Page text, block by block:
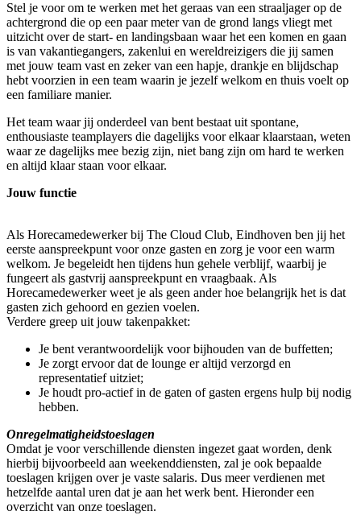
Stel je voor om te werken met het geraas van een straaljager op de
achtergrond die op een paar meter van de grond langs vliegt met
uitzicht over de start- en landingsbaan waar het een komen en gaan
is van vakantiegangers, zakenlui en wereldreizigers die jij samen
met jouw team vast en zeker van een hapje, drankje en blijdschap
hebt voorzien in een team waarin je jezelf welkom en thuis voelt op
een familiare manier.
Het team waar jij onderdeel van bent bestaat uit spontane,
enthousiaste teamplayers die dagelijks voor elkaar klaarstaan, weten
waar ze dagelijks mee bezig zijn, niet bang zijn om hard te werken
en altijd klaar staan voor elkaar.
Jouw functie
Als Horecamedewerker bij The Cloud Club, Eindhoven ben jij het
eerste aanspreekpunt voor onze gasten en zorg je voor een warm
welkom. Je begeleidt hen tijdens hun gehele verblijf, waarbij je
fungeert als gastvrij aanspreekpunt en vraagbaak. Als
Horecamedewerker weet je als geen ander hoe belangrijk het is dat
gasten zich gehoord en gezien voelen.
Verdere greep uit jouw takenpakket:
Je bent verantwoordelijk voor bijhouden van de buffetten;
Je zorgt ervoor dat de lounge er altijd verzorgd en
representatief uitziet;
Je houdt pro-actief in de gaten of gasten ergens hulp bij nodig
hebben.
Onregelmatigheidstoeslagen
Omdat je voor verschillende diensten ingezet gaat worden, denk
hierbij bijvoorbeeld aan weekenddiensten, zal je ook bepaalde
toeslagen krijgen over je vaste salaris. Dus meer verdienen met
hetzelfde aantal uren dat je aan het werk bent. Hieronder een
overzicht van onze toeslagen.